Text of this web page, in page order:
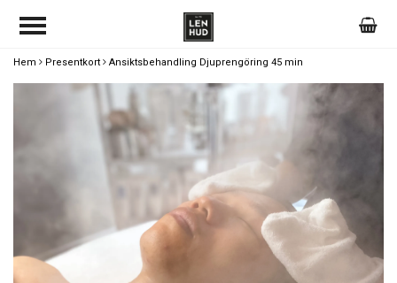
Hem Presentkort Ansiktsbehandling Djuprengöring 45 min